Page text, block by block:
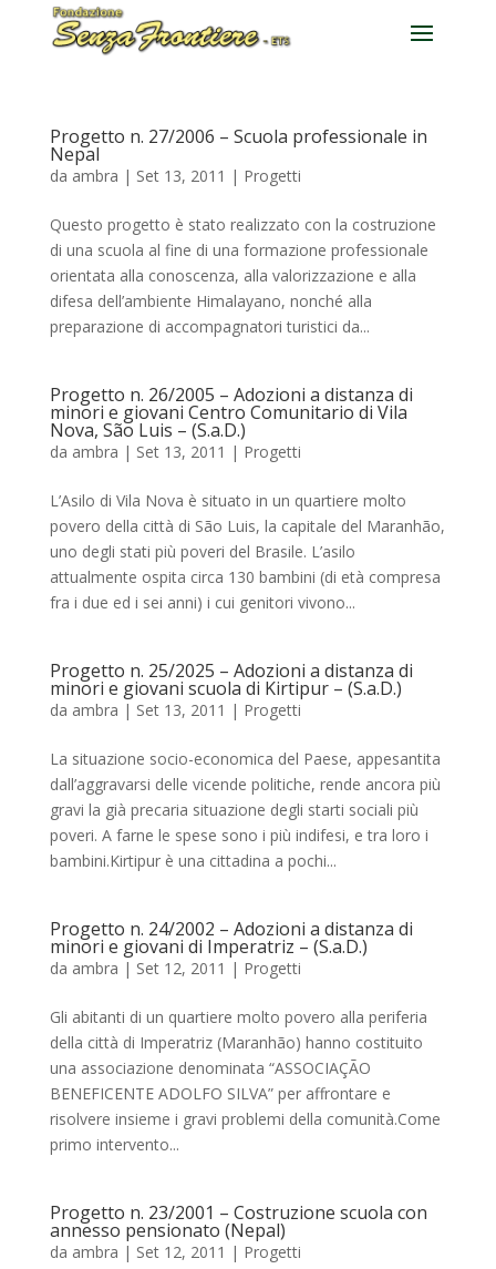
Progetto n. 27/2006 – Scuola professionale in
Nepal
da ambra | Set 13, 2011 | Progetti
Questo progetto è stato realizzato con la costruzione
di una scuola al fine di una formazione professionale
orientata alla conoscenza, alla valorizzazione e alla
difesa dell’ambiente Himalayano, nonché alla
preparazione di accompagnatori turistici da...
Progetto n. 26/2005 – Adozioni a distanza di
minori e giovani Centro Comunitario di Vila
Nova, São Luis – (S.a.D.)
da ambra | Set 13, 2011 | Progetti
L’Asilo di Vila Nova è situato in un quartiere molto
povero della città di São Luis, la capitale del Maranhão,
uno degli stati più poveri del Brasile. L’asilo
attualmente ospita circa 130 bambini (di età compresa
fra i due ed i sei anni) i cui genitori vivono...
Progetto n. 25/2025 – Adozioni a distanza di
minori e giovani scuola di Kirtipur – (S.a.D.)
da ambra | Set 13, 2011 | Progetti
La situazione socio-economica del Paese, appesantita
dall’aggravarsi delle vicende politiche, rende ancora più
gravi la già precaria situazione degli starti sociali più
poveri. A farne le spese sono i più indifesi, e tra loro i
bambini.Kirtipur è una cittadina a pochi...
Progetto n. 24/2002 – Adozioni a distanza di
minori e giovani di Imperatriz – (S.a.D.)
da ambra | Set 12, 2011 | Progetti
Gli abitanti di un quartiere molto povero alla periferia
della città di Imperatriz (Maranhão) hanno costituito
una associazione denominata “ASSOCIAÇÃO
BENEFICENTE ADOLFO SILVA” per affrontare e
risolvere insieme i gravi problemi della comunità.Come
primo intervento...
Progetto n. 23/2001 – Costruzione scuola con
annesso pensionato (Nepal)
da ambra | Set 12, 2011 | Progetti